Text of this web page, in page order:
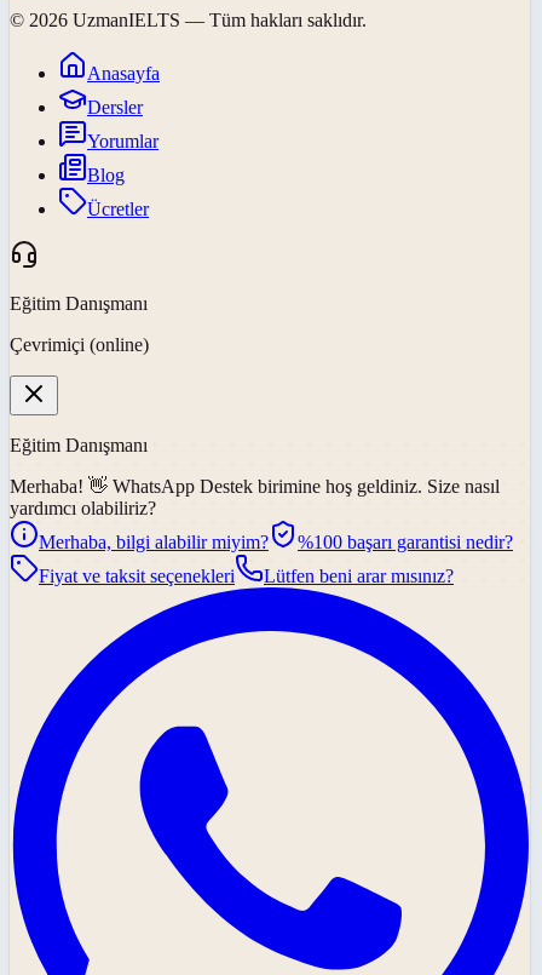
© 2026 UzmanIELTS — Tüm hakları saklıdır.
Anasayfa
Dersler
Yorumlar
Blog
Ücretler
Eğitim Danışmanı
Çevrimiçi (online)
Eğitim Danışmanı
Merhaba! 👋 WhatsApp Destek birimine hoş geldiniz. Size nasıl
yardımcı olabiliriz?
Merhaba, bilgi alabilir miyim?
%100 başarı garantisi nedir?
Fiyat ve taksit seçenekleri
Lütfen beni arar mısınız?